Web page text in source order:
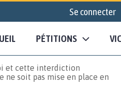
Se connecter
PÉTITIONS
et cette interdiction
ne soit pas mise en place en